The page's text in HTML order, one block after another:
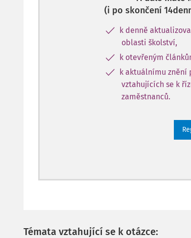
(i po skončení
k denně
oblasti školství,
k otevřeným
k aktuálnímu znění
vztahujících se k
zaměstnanců.
Témata vztahující se k otázce: